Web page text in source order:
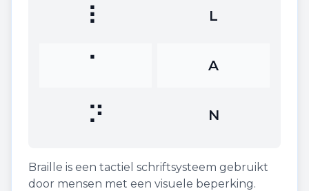
⠇ L
⠁ A
⠝ N
Braille is een tactiel schriftsysteem gebruikt
door mensen met een visuele beperking.